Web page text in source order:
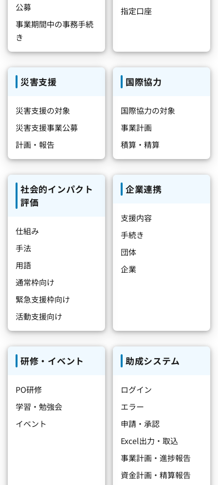
公募
事業期間中の事務手続
き
指定口座
災害支援
災害支援の対象
災害支援事業公募
計画・報告
国際協力
国際協力の対象
事業計画
積算・精算
社会的インパクト
評価
仕組み
手法
用語
通常枠向け
緊急支援枠向け
活動支援向け
企業連携
支援内容
手続き
団体
企業
研修・イベント
PO研修
学習・勉強会
イベント
助成システム
ログイン
エラー
申請・承認
Excel出力・取込
事業計画・進捗報告
資金計画・精算報告